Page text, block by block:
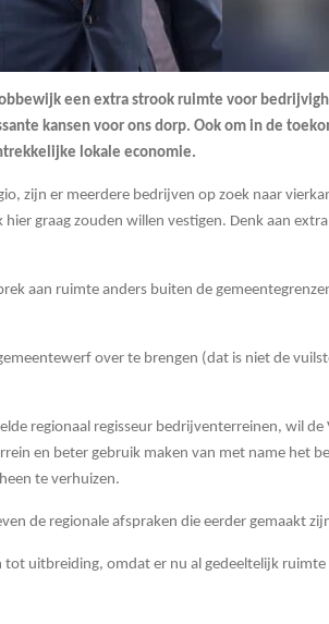
een extra strook ruimte voor
kansen voor ons dorp. Ook om in de
lokale economie.
zijn er meerdere bedrijven op zoek naar
graag zouden willen vestigen. Denk aan
aan ruimte anders buiten de
over te brengen (dat is niet de
regionaal regisseur bedrijventerreinen, wil
en beter gebruik maken van met name het
te verhuizen.
de regionale afspraken die eerder gemaakt
tot uitbreiding, omdat er nu al gedeeltelijk